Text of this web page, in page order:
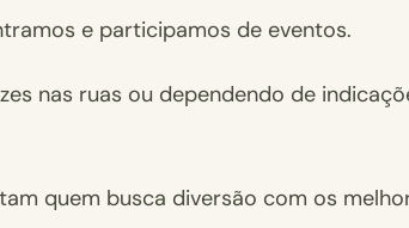
e participamos de eventos.
nas ruas ou dependendo de
quem busca diversão com os